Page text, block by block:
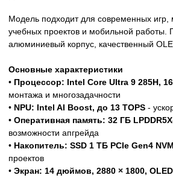
Модель подходит для современных
учебных проектов и мобильной работы.
алюминиевый корпус, качественный
Основные характеристики
• Процессор: Intel Core Ultra 9 285H,
монтажа и многозадачности
• NPU: Intel AI Boost, до 13 TOPS -
• Оперативная память: 32 ГБ
возможности апгрейда
• Накопитель: SSD 1 ТБ PCIe Gen4
проектов
• Экран: 14 дюймов, 2880 × 1800,